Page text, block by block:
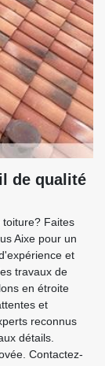
de qualité
Faites
Aixe pour un
et
travaux de
en étroite
et
reconnus
détails.
Contactez-